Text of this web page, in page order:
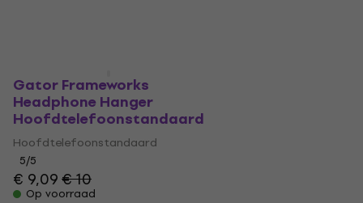
Gator Frameworks
Headphone Hanger
Hoofdtelefoonstandaard
Hoofdtelefoonstandaard
5/5
€ 9,09€ 10
Op voorraad